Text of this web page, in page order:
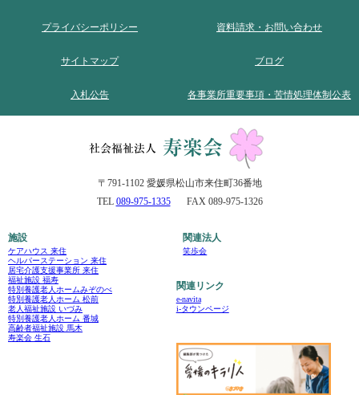
プライバシーポリシー 資料請求・お問い合わせ
サイトマップ ブログ
入札公告 各事業所重要事項・苦情処理体制公表
〒791-1102 愛媛県松山市来住町36番地
TEL 089-975-1335 FAX 089-975-1326
施設
ケアハウス 来住
ヘルパーステーション 来住
居宅介護支援事業所 来住
福祉施設 福寿
特別養護老人ホームみぞのべ
特別養護老人ホーム 松前
老人福祉施設 いづみ
特別養護老人ホーム 番城
高齢者福祉施設 馬木
寿楽会 生石
関連法人
笑歩会
関連リンク
e-navita
i-タウンページ